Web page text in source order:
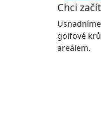
Chci
golfové
areálem.